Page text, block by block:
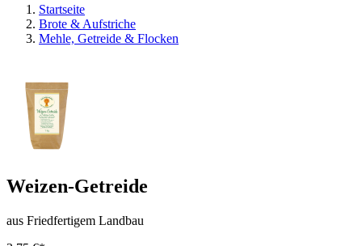
Startseite
Brote & Aufstriche
Mehle, Getreide & Flocken
Weizen-Getreide
aus Friedfertigem Landbau